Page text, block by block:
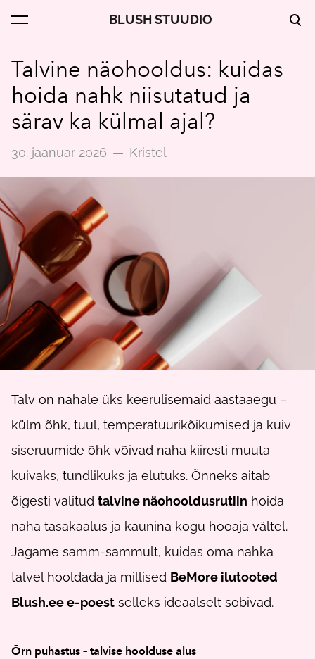
BLUSH STUUDIO
lisati ostukorvi. Vaata ostukorvi
Talvine näohooldus: kuidas
hoida nahk niisutatud ja
särav ka külmal ajal?
30. jaanuar 2026 — Kristel
Talv on nahale üks keerulisemaid aastaaegu –
külm õhk, tuul, temperatuurikõikumised ja kuiv
siseruumide õhk võivad naha kiiresti muuta
kuivaks, tundlikuks ja elutuks. Õnneks aitab
õigesti valitud talvine näohooldusrutiin hoida
naha tasakaalus ja kaunina kogu hooaja vältel.
Jagame samm-sammult, kuidas oma nahka
talvel hooldada ja millised BeMore ilutooted
Blush.ee e-poest selleks ideaalselt sobivad.
Õrn puhastus – talvise hoolduse alus